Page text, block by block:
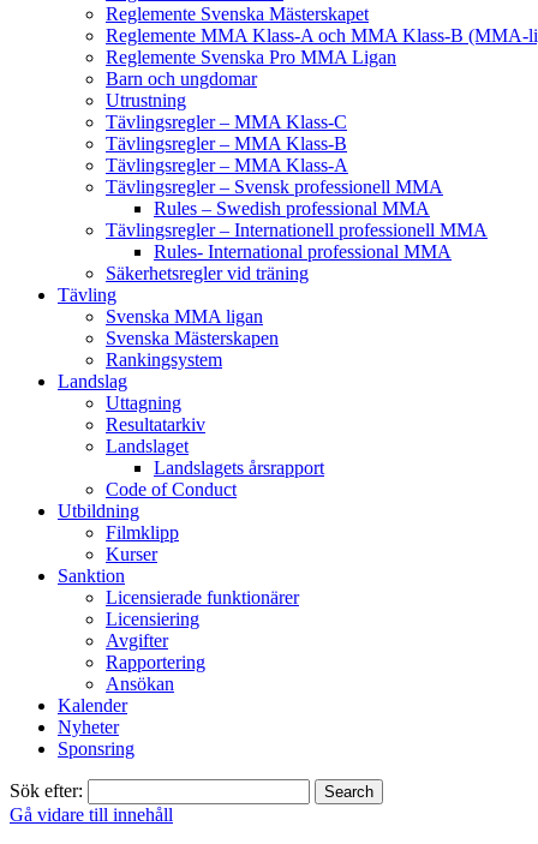
Reglemente Svenska Mästerskapet
Reglemente MMA Klass-A och MMA Klass-B (MMA-
Reglemente Svenska Pro MMA Ligan
Barn och ungdomar
Utrustning
Tävlingsregler – MMA Klass-C
Tävlingsregler – MMA Klass-B
Tävlingsregler – MMA Klass-A
Tävlingsregler – Svensk professionell MMA
Rules – Swedish professional MMA
Tävlingsregler – Internationell professionell MMA
Rules- International professional MMA
Säkerhetsregler vid träning
Tävling
Svenska MMA ligan
Svenska Mästerskapen
Rankingsystem
Landslag
Uttagning
Resultatarkiv
Landslaget
Landslagets årsrapport
Code of Conduct
Utbildning
Filmklipp
Kurser
Sanktion
Licensierade funktionärer
Licensiering
Avgifter
Rapportering
Ansökan
Kalender
Nyheter
Sponsring
Sök efter:
Gå vidare till innehåll